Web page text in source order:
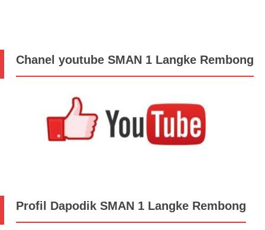
Chanel youtube SMAN 1 Langke Rembong
Profil Dapodik SMAN 1 Langke Rembong